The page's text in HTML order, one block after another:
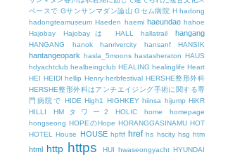
ペースで Gサンサンマダン論山 Gセム病院 H hadong
hadongteamuseum Haeden haemi haeundae hahoe
Hajobay
Hajobayは HALL hallatrail hangang
HANGANG hanok hanrivercity hansanf HANSIK
hantangeopark hasla_5moons hastasheraton HAUS
hdyachtclub healbeingclub HEALING healinglife Heart
HEI HEIDI hellip Henry herbfestival HERSHE整形外科
HERSHE整形外科はアンチエイジング手術に関する専
門病院で HIDE High1 HIGHKEY hiinsa hijump HiKR
HILLI
HMタワー2 HOLIC home
homepage
hongseong HOPEのHope HORANGGASINAMU HOT
HOTEL
House HOUSE hpftf href hs hscity hsg htm
html http https HUI hwaseongyacht HYUNDAI